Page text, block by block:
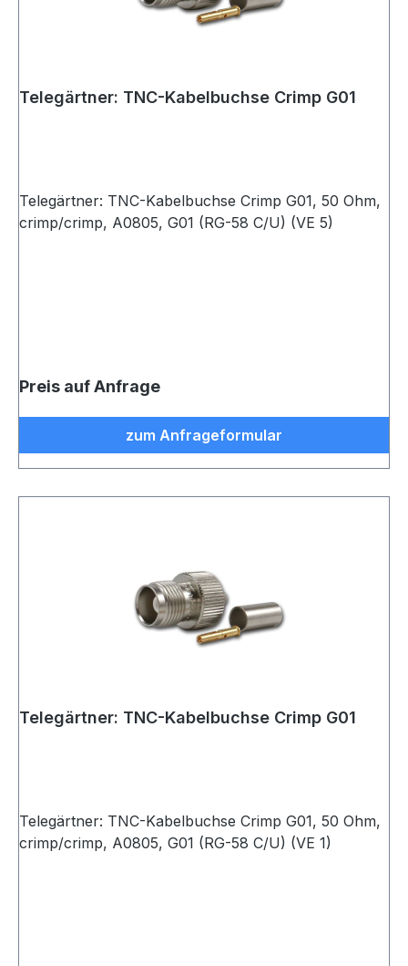
Telegärtner: TNC-Kabelbuchse Crimp G01
Telegärtner: TNC-Kabelbuchse Crimp G01, 50 Ohm,
crimp/crimp, A0805, G01 (RG-58 C/U) (VE 5)
Preis auf Anfrage
zum Anfrageformular
Telegärtner: TNC-Kabelbuchse Crimp G01
Telegärtner: TNC-Kabelbuchse Crimp G01, 50 Ohm,
crimp/crimp, A0805, G01 (RG-58 C/U) (VE 1)